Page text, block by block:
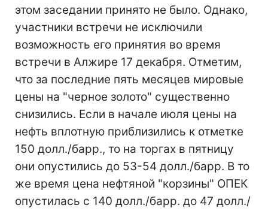
этом заседании принято не было. Однако,
участники встречи не исключили
возможность его принятия во время
встречи в Алжире 17 декабря. Отметим,
что за последние пять месяцев мировые
цены на "черное золото" существенно
снизились. Если в начале июля цены на
нефть вплотную приблизились к отметке
150 долл./барр., то на торгах в пятницу
они опустились до 53-54 долл./барр. В то
же время цена нефтяной "корзины" ОПЕК
опустилась с 140 долл./барр. до 47 долл./